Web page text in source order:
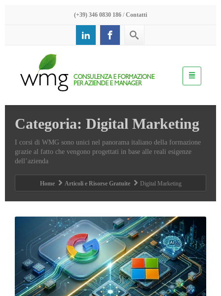
(+39) 346 0830 186 / Contatti
Categoria: Digital Marketing
I corsi di WMG sono unici nel panorama italiano della formazione
grazie al fatto che vengono progettati in base alle reali esigenze
dell’azienda
Home Articoli e Risorse Gratuite Digital Marketing